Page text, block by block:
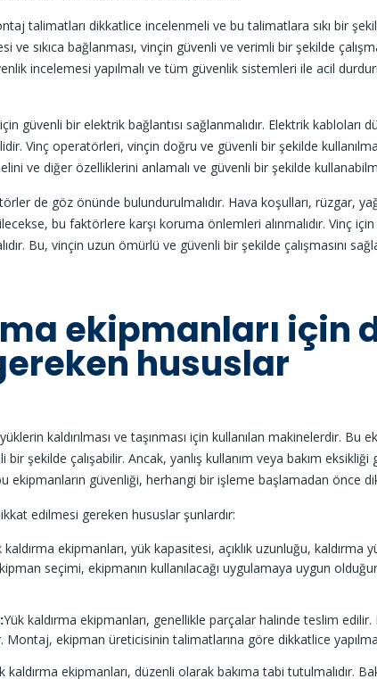
talimatları dikkatlice incelenmeli ve bu talimatlara sıkı bir
sıkıca bağlanması, vinçin güvenli ve verimli bir şekilde
incelemesi yapılmalı ve tüm güvenlik sistemleri ile acil
güvenli bir elektrik bağlantısı sağlanmalıdır. Elektrik kabloları
Vinç operatörleri, vinçin doğru ve güvenli bir şekilde
ve diğer özelliklerini anlamalı ve güvenli bir şekilde
de göz önünde bulundurulmalıdır. Hava koşulları, rüzgar,
bu faktörlere karşı koruma önlemleri alınmalıdır. Vinç
Bu, vinçin uzun ömürlü ve güvenli bir şekilde çalışmasını
ekipmanları için
hususlar
kaldırılması ve taşınması için kullanılan makinelerdir. Bu
bir şekilde çalışabilir. Ancak, yanlış kullanım veya bakım
ekipmanların güvenliği, herhangi bir işleme başlamadan önce
edilmesi gereken hususlar şunlardır:
kaldırma ekipmanları, yük kapasitesi, açıklık uzunluğu, kaldırma
seçimi, ekipmanın kullanılacağı uygulamaya uygun
Yük kaldırma ekipmanları, genellikle parçalar halinde teslim edilir.
ekipman üreticisinin talimatlarına göre dikkatlice
kaldırma ekipmanları, düzenli olarak bakıma tabi tutulmalıdır.